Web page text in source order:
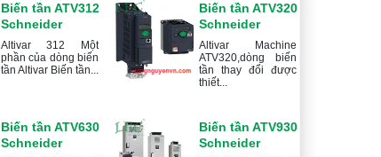
Biến tần ATV312
Schneider
Altivar 312 Một
phần của dòng biến
tần Altivar Biến tần...
Biến tần ATV320
Schneider
Altivar Machine
ATV320,dòng biến
tần thay đổi được
thiết...
Biến tần ATV630
Schneider
Biến tần ATV930
Schneider